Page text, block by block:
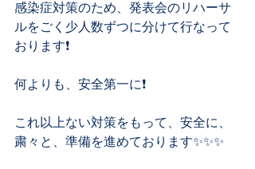
感染症対策のため、発表会のリハーサ
ルをごく少人数ずつに分けて行なって
おります❗️
何よりも、安全第一に❗️
これ以上ない対策をもって、安全に、
粛々と、準備を進めております✨✨✨